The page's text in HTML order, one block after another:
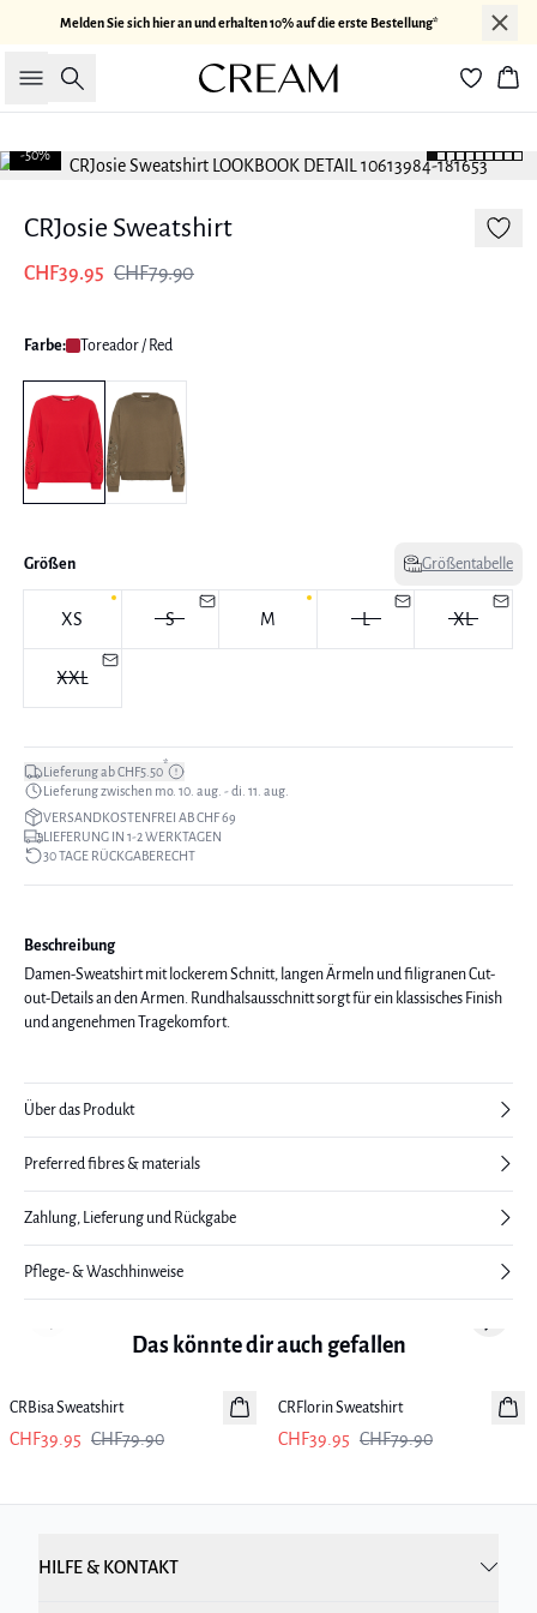
Melden Sie sich hier an und erhalten 10% auf die erste Bestellung*
Suche
-50%
CRJosie Sweatshirt
CHF39.95 CHF79.90
Farbe: Toreador / Red
Größen Größentabelle
XS S M L XL
XXL
Lieferung ab CHF5.50*
Lieferung zwischen mo. 10. aug. - di. 11. aug.
VERSANDKOSTENFREI AB CHF 69
LIEFERUNG IN 1-2 WERKTAGEN
30 TAGE RÜCKGABERECHT
Beschreibung
Damen-Sweatshirt mit lockerem Schnitt, langen Ärmeln und filigranen Cut-
out-Details an den Armen. Rundhalsausschnitt sorgt für ein klassisches Finish
und angenehmen Tragekomfort.
Über das Produkt
Preferred fibres & materials
Zahlung, Lieferung und Rückgabe
Pflege- & Waschhinweise
Das könnte dir auch gefallen
CRBisa Sweatshirt
CHF39.95 CHF79.90
-50%
CRFlorin Sweatshirt
CHF39.95 CHF79.90
Previous slide Next
HILFE & KONTAKT